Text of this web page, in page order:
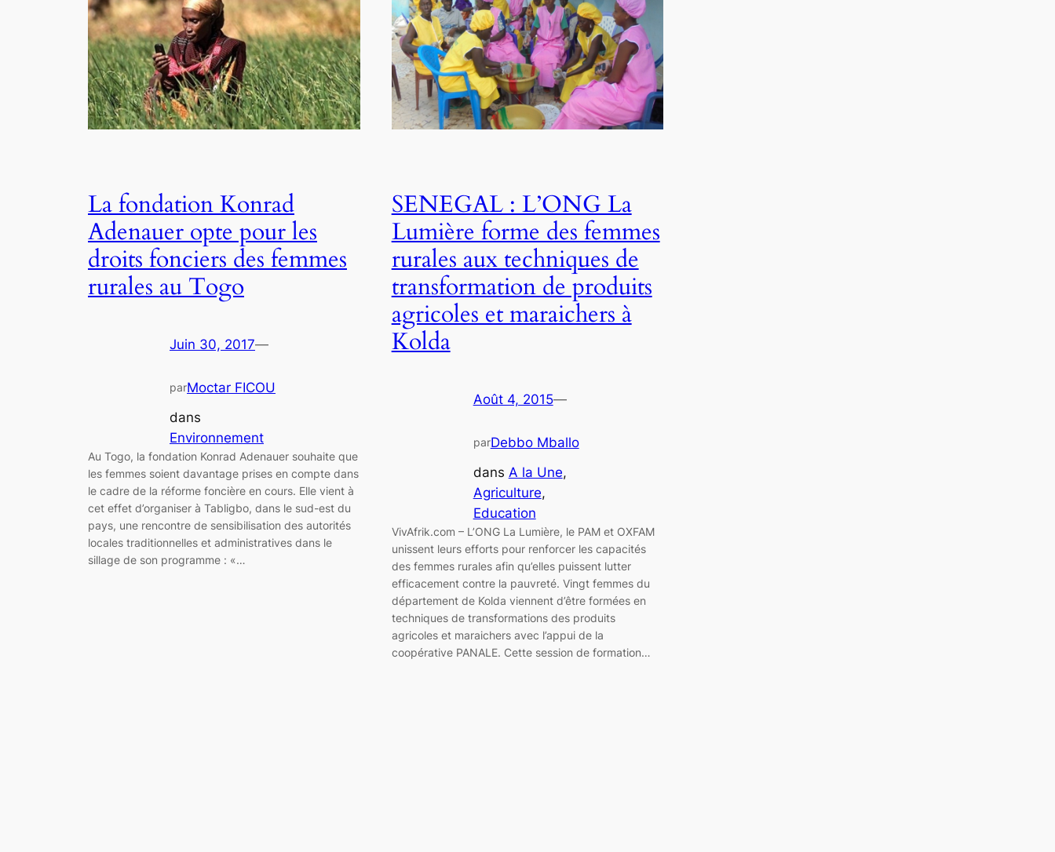
La fondation Konrad
Adenauer opte pour les
droits fonciers des femmes
rurales au Togo
Juin 30, 2017—
parMoctar FICOU
dans
Environnement
Au Togo, la fondation Konrad Adenauer souhaite que
les femmes soient davantage prises en compte dans
le cadre de la réforme foncière en cours. Elle vient à
cet effet d’organiser à Tabligbo, dans le sud-est du
pays, une rencontre de sensibilisation des autorités
locales traditionnelles et administratives dans le
sillage de son programme : «…
SENEGAL : L’ONG La
Lumière forme des femmes
rurales aux techniques de
transformation de produits
agricoles et maraichers à
Kolda
Août 4, 2015—
parDebbo Mballo
dans A la Une
Agriculture
Education
VivAfrik.com – L’ONG La Lumière, le PAM et OXFAM
unissent leurs efforts pour renforcer les capacités
des femmes rurales afin qu’elles puissent lutter
efficacement contre la pauvreté. Vingt femmes du
département de Kolda viennent d’être formées en
techniques de transformations des produits
agricoles et maraichers avec l’appui de la
coopérative PANALE. Cette session de formation…